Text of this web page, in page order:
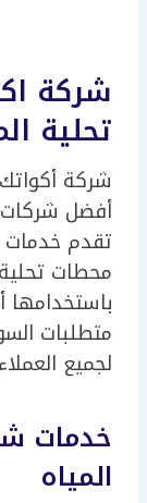
شركة
تحلية
شركة
أفضل شركات
تقدم خدمات
محطات تحلية
باستخدامها
متطلبات
لجميع
خدمات
المياه